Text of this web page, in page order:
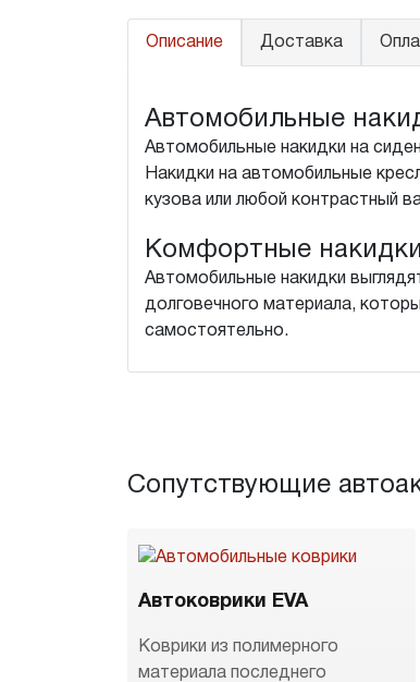
Описание Доставка
Автомобильные
Автомобильные накидки на
Накидки на автомобильные
кузова или любой контрастный
Комфортные
Автомобильные накидки
долговечного материала,
самостоятельно.
Сопутствующие
Автоковрики EVA
Коврики из полимерного
материала последнего